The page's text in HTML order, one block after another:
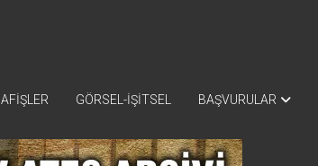
AFİŞLER GÖRSEL-İŞİTSEL BAŞVURULAR